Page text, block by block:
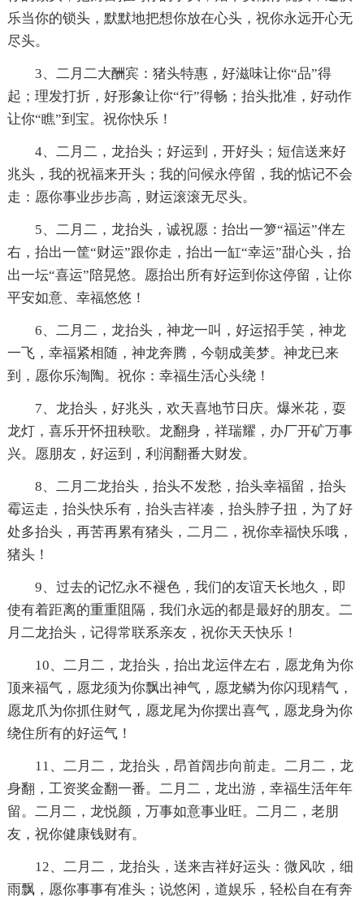
乐当你的锁头，默默地把想你放在心头，祝你永远开心无
尽头。
3、二月二大酬宾：猪头特惠，好滋味让你“品”得
起；理发打折，好形象让你“行”得畅；抬头批准，好动作
让你“瞧”到宝。祝你快乐！
4、二月二，龙抬头；好运到，开好头；短信送来好
兆头，我的祝福来开头；我的问候永停留，我的惦记不会
走：愿你事业步步高，财运滚滚无尽头。
5、二月二，龙抬头，诚祝愿：抬出一箩“福运”伴左
右，抬出一筐“财运”跟你走，抬出一缸“幸运”甜心头，抬
出一坛“喜运”陪晃悠。愿抬出所有好运到你这停留，让你
平安如意、幸福悠悠！
6、二月二，龙抬头，神龙一叫，好运招手笑，神龙
一飞，幸福紧相随，神龙奔腾，今朝成美梦。神龙已来
到，愿你乐淘陶。祝你：幸福生活心头绕！
7、龙抬头，好兆头，欢天喜地节日庆。爆米花，耍
龙灯，喜乐开怀扭秧歌。龙翻身，祥瑞耀，办厂开矿万事
兴。愿朋友，好运到，利润翻番大财发。
8、二月二龙抬头，抬头不发愁，抬头幸福留，抬头
霉运走，抬头快乐有，抬头吉祥凑，抬头脖子扭，为了好
处多抬头，再苦再累有猪头，二月二，祝你幸福快乐哦，
猪头！
9、过去的记忆永不褪色，我们的友谊天长地久，即
使有着距离的重重阻隔，我们永远的都是最好的朋友。二
月二龙抬头，记得常联系亲友，祝你天天快乐！
10、二月二，龙抬头，抬出龙运伴左右，愿龙角为你
顶来福气，愿龙须为你飘出神气，愿龙鳞为你闪现精气，
愿龙爪为你抓住财气，愿龙尾为你摆出喜气，愿龙身为你
绕住所有的好运气！
11、二月二，龙抬头，昂首阔步向前走。二月二，龙
身翻，工资奖金翻一番。二月二，龙出游，幸福生活年年
留。二月二，龙悦颜，万事如意事业旺。二月二，老朋
友，祝你健康钱财有。
12、二月二，龙抬头，送来吉祥好运头：微风吹，细
雨飘，愿你事事有准头；说悠闲，道娱乐，轻松自在有奔